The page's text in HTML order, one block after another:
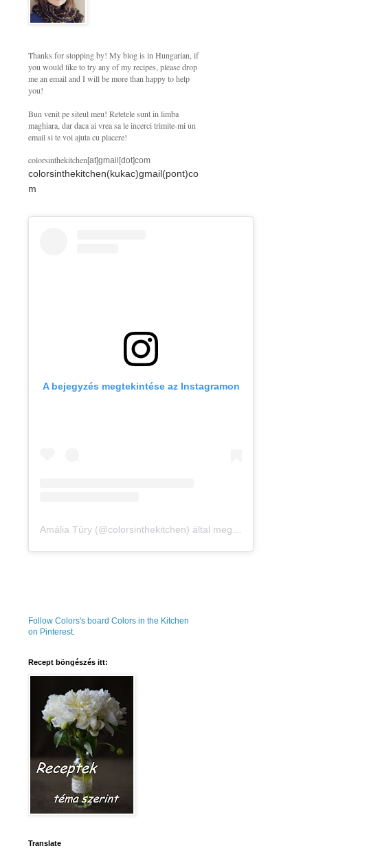
Thanks for stopping by! My blog is in Hungarian, if
you would like to try any of my recipes, please drop
me an email and I will be more than happy to help
you!
Bun venit pe siteul meu! Retetele sunt in limba
maghiara, dar daca ai vrea sa le incerci trimite-mi un
email si te voi ajuta cu placere!
colorsinthekitchen[at]gmail[dot]com
colorsinthekitchen(kukac)gmail(pont)co
m
A bejegyzés megtekintése az Instagramon
Amália Túry (@colorsinthekitchen) által megosztott bejegyzés
Follow Colors's board Colors in the Kitchen
on Pinterest.
Recept böngészés itt:
Translate